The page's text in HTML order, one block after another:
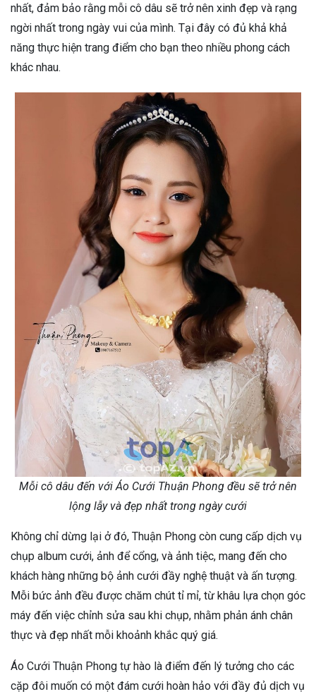
nhất, đảm bảo rằng mỗi cô dâu sẽ trở nên xinh đẹp và rạng
ngời nhất trong ngày vui của mình. Tại đây có đủ khả khả
năng thực hiện trang điểm cho bạn theo nhiều phong cách
khác nhau.
Mỗi cô dâu đến với Áo Cưới Thuận Phong đều sẽ trở nên
lộng lẫy và đẹp nhất trong ngày cưới
Không chỉ dừng lại ở đó, Thuận Phong còn cung cấp dịch vụ
chụp album cưới, ảnh để cổng, và ảnh tiệc, mang đến cho
khách hàng những bộ ảnh cưới đầy nghệ thuật và ấn tượng.
Mỗi bức ảnh đều được chăm chút tỉ mỉ, từ khâu lựa chọn góc
máy đến việc chỉnh sửa sau khi chụp, nhằm phản ánh chân
thực và đẹp nhất mỗi khoảnh khắc quý giá.
Áo Cưới Thuận Phong tự hào là điểm đến lý tưởng cho các
cặp đôi muốn có một đám cưới hoàn hảo với đầy đủ dịch vụ